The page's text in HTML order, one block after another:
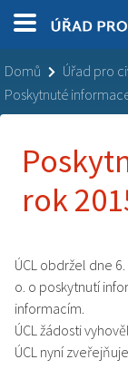
Domů Úřad pro
Poskytnuté
rok
ÚCL obdržel dne
o. o poskytnutí
informacím.
ÚCL žádosti
ÚCL nyní